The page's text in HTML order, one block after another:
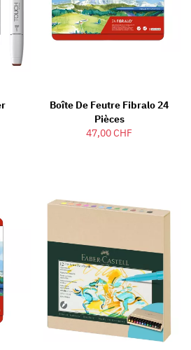
Boîte De Feutre Fibralo 24
Pièces
47,00 CHF